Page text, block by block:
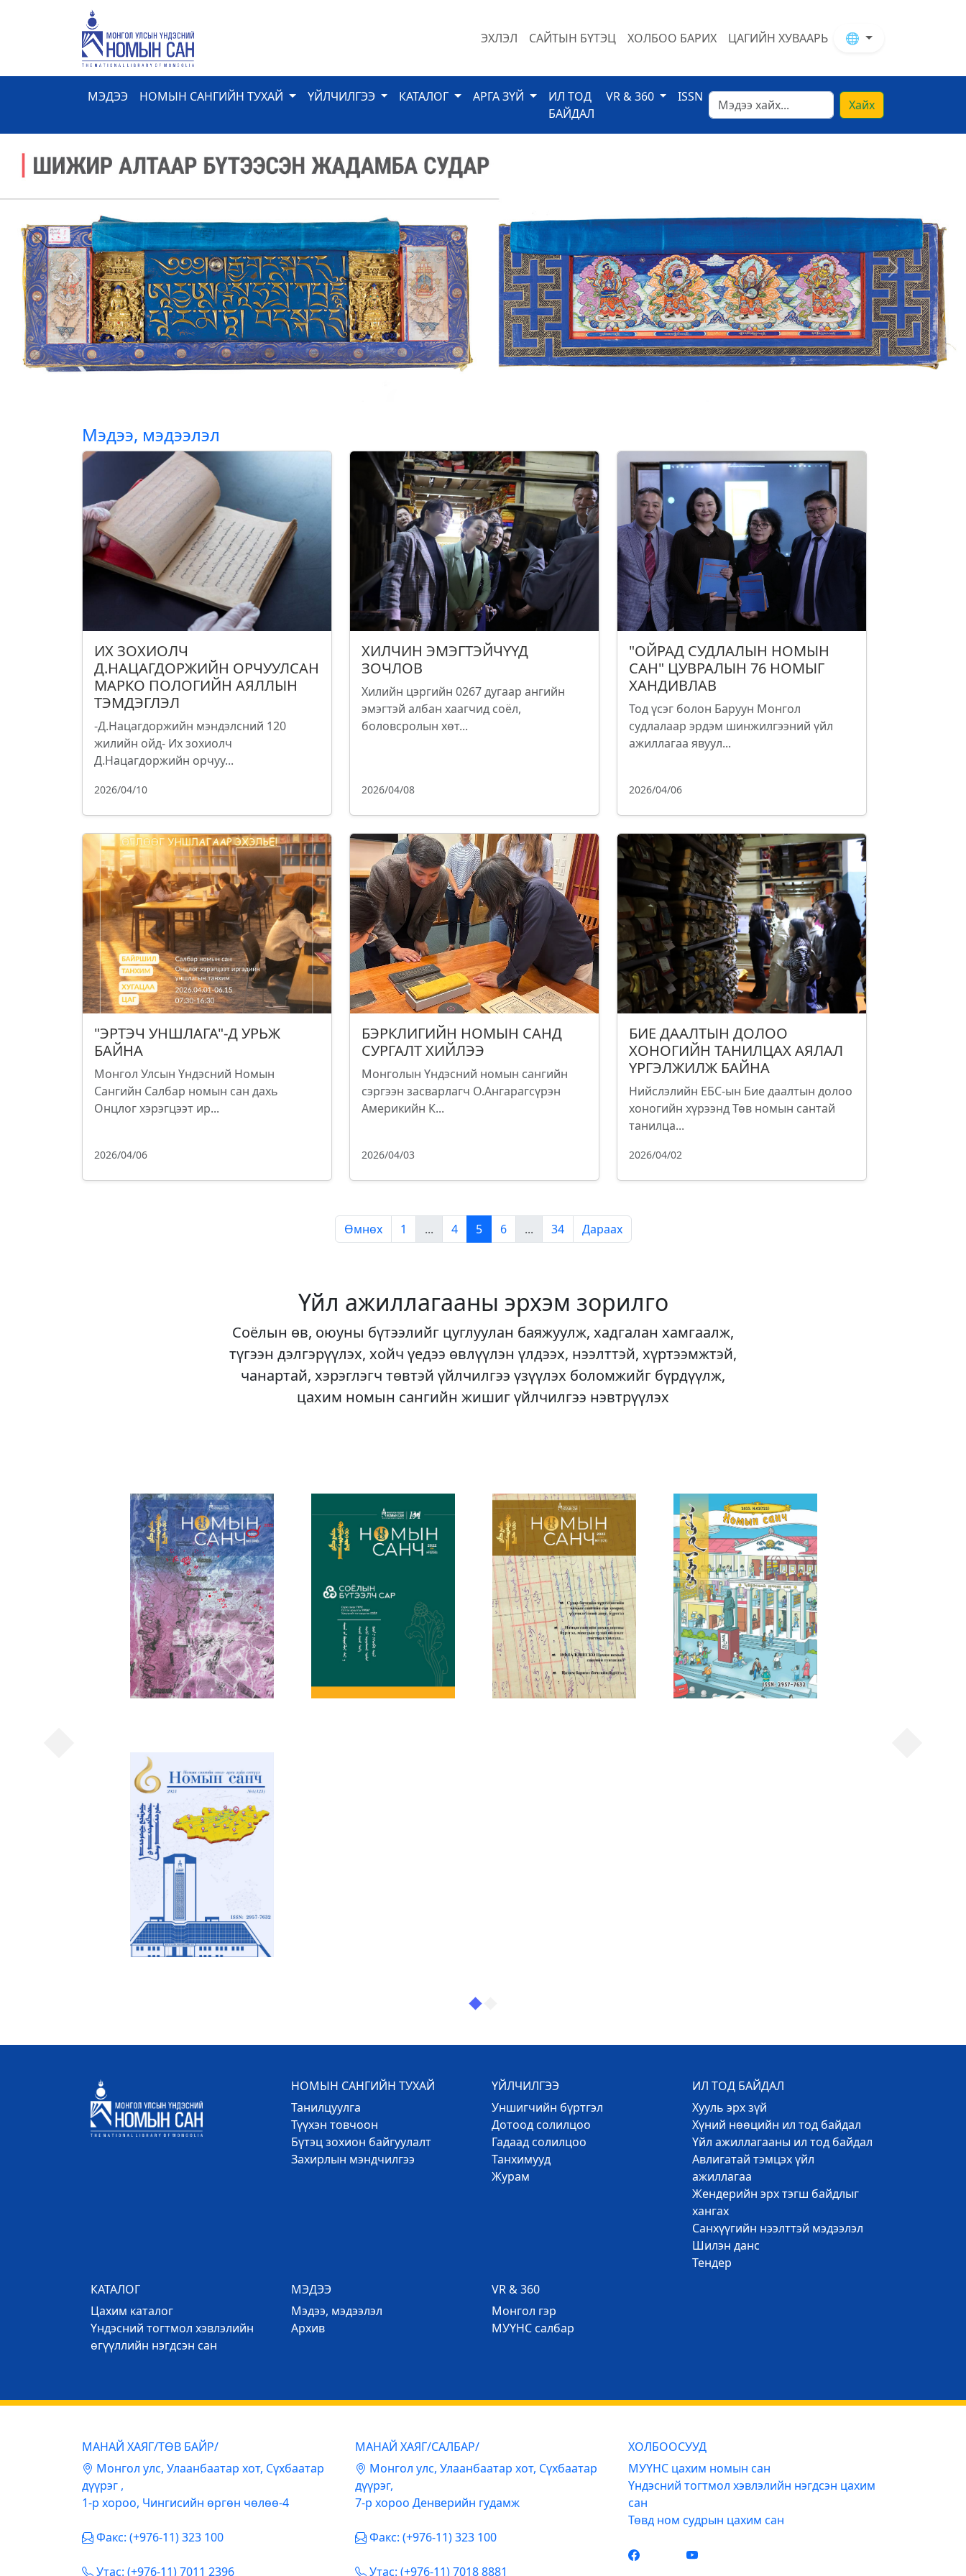
ЭХЛЭЛ САЙТЫН БҮТЭЦ ХОЛБОО БАРИХ ЦАГИЙН ХУВААРЬ 🌐
МЭДЭЭ НОМЫН САНГИЙН ТУХАЙ ҮЙЛЧИЛГЭЭ КАТАЛОГ АРГА ЗҮЙ
ИЛ ТОД
БАЙДАЛ
VR & 360 ISSN
Хайх
Previous Next
Мэдээ, мэдээлэл
ИХ ЗОХИОЛЧ
Д.НАЦАГДОРЖИЙН ОРЧУУЛСАН
МАРКО ПОЛОГИЙН АЯЛЛЫН
ТЭМДЭГЛЭЛ
-Д.Нацагдоржийн мэндэлсний 120
жилийн ойд- Их зохиолч
Д.Нацагдоржийн орчуу...
2026/04/10
ХИЛЧИН ЭМЭГТЭЙЧҮҮД
ЗОЧЛОВ
Хилийн цэргийн 0267 дугаар ангийн
эмэгтэй албан хаагчид соёл,
боловсролын хөт...
2026/04/08
"ОЙРАД СУДЛАЛЫН НОМЫН
САН" ЦУВРАЛЫН 76 НОМЫГ
ХАНДИВЛАВ
Тод үсэг болон Баруун Монгол
судлалаар эрдэм шинжилгээний үйл
ажиллагаа явуул...
2026/04/06
"ЭРТЭЧ УНШЛАГА"-Д УРЬЖ
БАЙНА
Монгол Улсын Үндэсний Номын
Сангийн Салбар номын сан дахь
Онцлог хэрэгцээт ир...
2026/04/06
БЭРКЛИГИЙН НОМЫН САНД
СУРГАЛТ ХИЙЛЭЭ
Монголын Үндэсний номын сангийн
сэргээн засварлагч О.Ангарагсүрэн
Америкийн К...
2026/04/03
БИЕ ДААЛТЫН ДОЛОО
ХОНОГИЙН ТАНИЛЦАХ АЯЛАЛ
ҮРГЭЛЖИЛЖ БАЙНА
Нийслэлийн ЕБС-ын Бие даалтын долоо
хоногийн хүрээнд Төв номын сантай
танилца...
2026/04/02
Өмнөх 1 ... 4 5 6 ... 34 Дараах
Үйл ажиллагааны эрхэм зорилго
Соёлын өв, оюуны бүтээлийг цуглуулан баяжуулж, хадгалан хамгаалж,
түгээн дэлгэрүүлэх, хойч үедээ өвлүүлэн үлдээх, нээлттэй, хүртээмжтэй,
чанартай, хэрэглэгч төвтэй үйлчилгээ үзүүлэх боломжийг бүрдүүлж,
цахим номын сангийн жишиг үйлчилгээ нэвтрүүлэх
НОМЫН САНГИЙН ТУХАЙ
Танилцуулга
Түүхэн товчоон
Бүтэц зохион байгуулалт
Захирлын мэндчилгээ
ҮЙЛЧИЛГЭЭ
Уншигчийн бүртгэл
Дотоод солилцоо
Гадаад солилцоо
Танхимууд
Журам
ИЛ ТОД БАЙДАЛ
Хууль эрх зүй
Хүний нөөцийн ил тод байдал
Үйл ажиллагааны ил тод байдал
Авлигатай тэмцэх үйл
ажиллагаа
Жендерийн эрх тэгш байдлыг
хангах
Санхүүгийн нээлттэй мэдээлэл
Шилэн данс
Тендер
КАТАЛОГ
Цахим каталог
Үндэсний тогтмол хэвлэлийн
өгүүллийн нэгдсэн сан
МЭДЭЭ
Mэдээ, мэдээлэл
Архив
VR & 360
Mонгол гэр
МУҮНС салбар
МАНАЙ ХАЯГ/ТӨВ БАЙР/
Mонгол улс, Улаанбаатар хот, Сүхбаатар
дүүрэг ,
1-р хороо, Чингисийн өргөн чөлөө-4
Факс: (+976-11) 323 100
Утас: (+976-11) 7011 2396
МАНАЙ ХАЯГ/САЛБАР/
Mонгол улс, Улаанбаатар хот, Сүхбаатар
дүүрэг,
7-р хороо Денверийн гудамж
Факс: (+976-11) 323 100
Утас: (+976-11) 7018 8881
ХОЛБООСУУД
МУҮНС цахим номын сан
Үндэсний тогтмол хэвлэлийн нэгдсэн цахим
сан
Төвд ном судрын цахим сан